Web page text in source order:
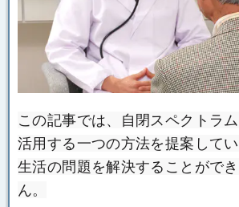
この記事では、自閉スペクトラ
活用する一つの方法を提案してい
生活の問題を解決することがで
ん。